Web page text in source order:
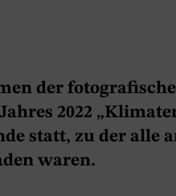
der
2022
statt, zu der alle
waren.